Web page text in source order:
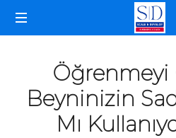
KOÇLUĞU
Öğrenmeyi
Beyninizin
Mı